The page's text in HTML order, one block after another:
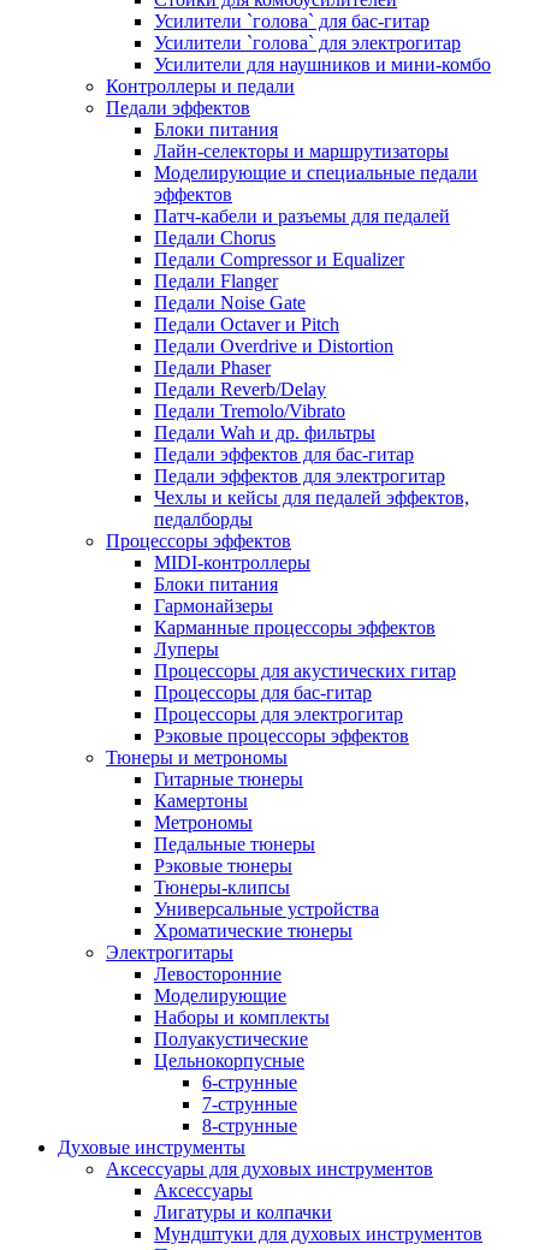
Усилители `голова` для бас-гитар
Усилители `голова` для электрогитар
Усилители для наушников и мини-комбо
Контроллеры и педали
Педали эффектов
Блоки питания
Лайн-селекторы и маршрутизаторы
Моделирующие и специальные педали
эффектов
Патч-кабели и разъемы для педалей
Педали Chorus
Педали Compressor и Equalizer
Педали Flanger
Педали Noise Gate
Педали Octaver и Pitch
Педали Overdrive и Distortion
Педали Phaser
Педали Reverb/Delay
Педали Tremolo/Vibrato
Педали Wah и др. фильтры
Педали эффектов для бас-гитар
Педали эффектов для электрогитар
Чехлы и кейсы для педалей эффектов,
педалборды
Процессоры эффектов
MIDI-контроллеры
Блоки питания
Гармонайзеры
Карманные процессоры эффектов
Луперы
Процессоры для акустических гитар
Процессоры для бас-гитар
Процессоры для электрогитар
Рэковые процессоры эффектов
Тюнеры и метрономы
Гитарные тюнеры
Камертоны
Метрономы
Педальные тюнеры
Рэковые тюнеры
Тюнеры-клипсы
Универсальные устройства
Хроматические тюнеры
Электрогитары
Левосторонние
Моделирующие
Наборы и комплекты
Полуакустические
Цельнокорпусные
6-струнные
7-струнные
8-струнные
Духовые инструменты
Аксессуары для духовых инструментов
Аксессуары
Лигатуры и колпачки
Мундштуки для духовых инструментов